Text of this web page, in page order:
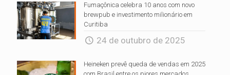
Fumaçônica celebra 10 anos com novo
brewpub e investimento milionário em
Curitiba
24 de outubro de 2025
Heineken prevê queda de vendas em 2025